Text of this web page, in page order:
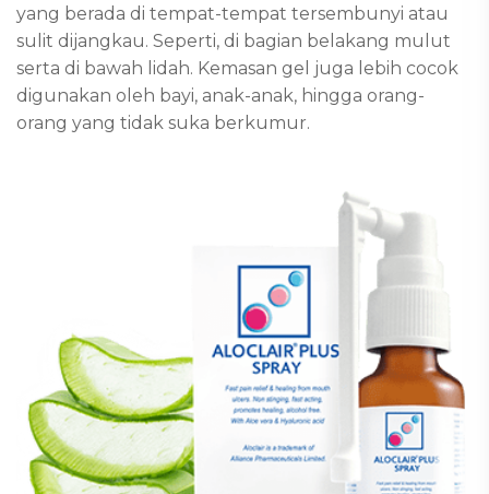
yang berada di tempat-tempat tersembunyi atau
sulit dijangkau. Seperti, di bagian belakang mulut
serta di bawah lidah. Kemasan gel juga lebih cocok
digunakan oleh bayi, anak-anak, hingga orang-
orang yang tidak suka berkumur.